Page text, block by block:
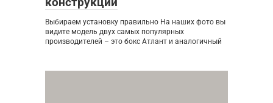
Выбираем установку правильно На наших фото вы
видите модель двух самых популярных
производителей – это бокс Атлант и аналогичный